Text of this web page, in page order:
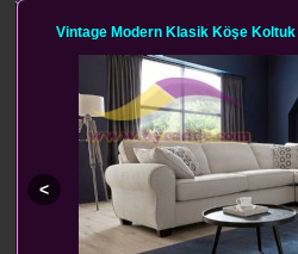
Vintage Modern Klasik Köşe Koltuk